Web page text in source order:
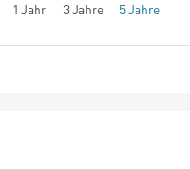
1 Jahr 3 Jahre 5 Jahre